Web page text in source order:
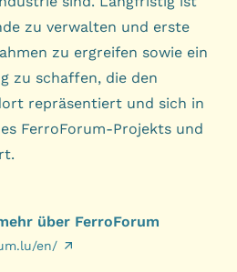
zu verwalten und erste
zu ergreifen sowie ein
zu schaffen, die den
repräsentiert und sich in
FerroForum-Projekts und
über FerroForum
en/